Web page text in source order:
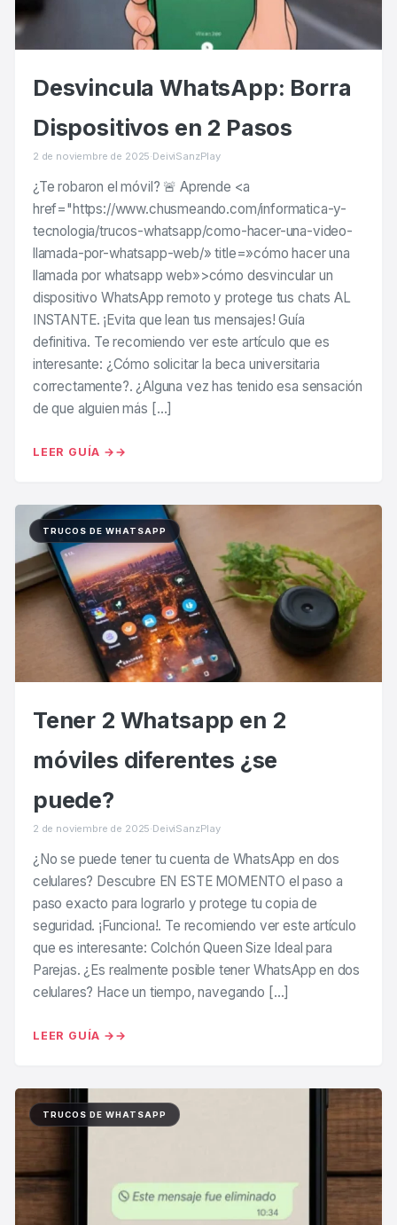
Desvincula WhatsApp: Borra
Dispositivos en 2 Pasos
2 de noviembre de 2025·DeiviSanzPlay
¿Te robaron el móvil? 🚨 Aprende <a
href="https://www.chusmeando.com/informatica-y-
tecnologia/trucos-whatsapp/como-hacer-una-video-
llamada-por-whatsapp-web/» title=»cómo hacer una
llamada por whatsapp web»>cómo desvincular un
dispositivo WhatsApp remoto y protege tus chats AL
INSTANTE. ¡Evita que lean tus mensajes! Guía
definitiva. Te recomiendo ver este artículo que es
interesante: ¿Cómo solicitar la beca universitaria
correctamente?. ¿Alguna vez has tenido esa sensación
de que alguien más […]
LEER GUÍA →
TRUCOS DE WHATSAPP
Tener 2 Whatsapp en 2
móviles diferentes ¿se
puede?
2 de noviembre de 2025·DeiviSanzPlay
¿No se puede tener tu cuenta de WhatsApp en dos
celulares? Descubre EN ESTE MOMENTO el paso a
paso exacto para lograrlo y protege tu copia de
seguridad. ¡Funciona!. Te recomiendo ver este artículo
que es interesante: Colchón Queen Size Ideal para
Parejas. ¿Es realmente posible tener WhatsApp en dos
celulares? Hace un tiempo, navegando […]
LEER GUÍA →
TRUCOS DE WHATSAPP